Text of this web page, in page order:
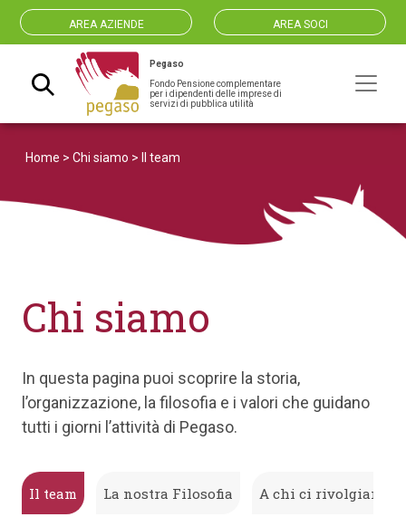
AREA AZIENDE AREA SOCI
Navigazione principale
Pegaso
Fondo Pensione complementare
per i dipendenti delle imprese di
servizi di pubblica utilità
Home > Chi siamo > Il team
Chi siamo
In questa pagina puoi scoprire la storia,
l’organizzazione, la filosofia e i valori che guidano
tutti i giorni l’attività di Pegaso.
Il team La nostra Filosofia A chi ci rivolgiamo